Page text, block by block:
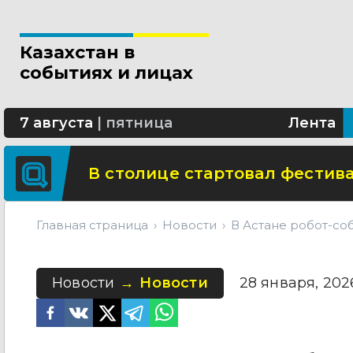
Казахстан в
событиях и лицах
7 августа пятница Лента
В Алматы благоустраивают
Сколько стоит собрать
В столице стартовал
Главная страница Новости В Астане робот-
Новости Новости 28 января,